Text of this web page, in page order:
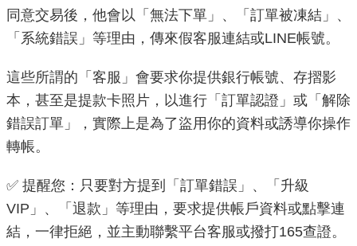
關
介
紹
務
資
訊
政
府
資
同意交易後，他會以「無法下單」、「訂單被凍結」、
「系統錯誤」等理由，傳來假客服連結或LINE帳號。
這些所謂的「客服」會要求你提供銀行帳號、存摺影
本，甚至是提款卡照片，以進行「訂單認證」或「解除
錯誤訂單」，實際上是為了盜用你的資料或誘導你操作
轉帳。
✅ 提醒您：只要對方提到「訂單錯誤」、「升級
VIP」、「退款」等理由，要求提供帳戶資料或點擊連
結，一律拒絕，並主動聯繫平台客服或撥打165查證。